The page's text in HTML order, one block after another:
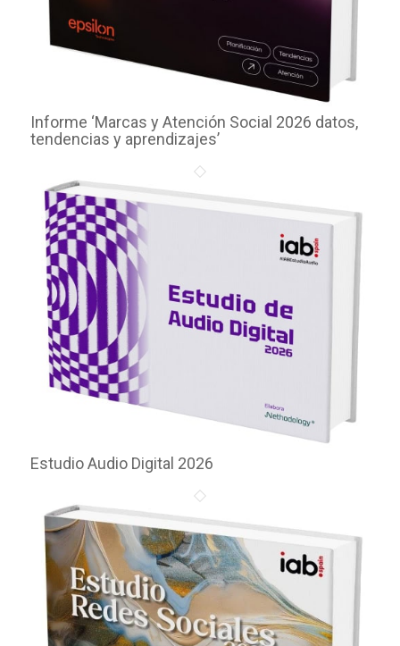
Informe ‘Marcas y Atención Social 2026 datos,
tendencias y aprendizajes’
Estudio Audio Digital 2026